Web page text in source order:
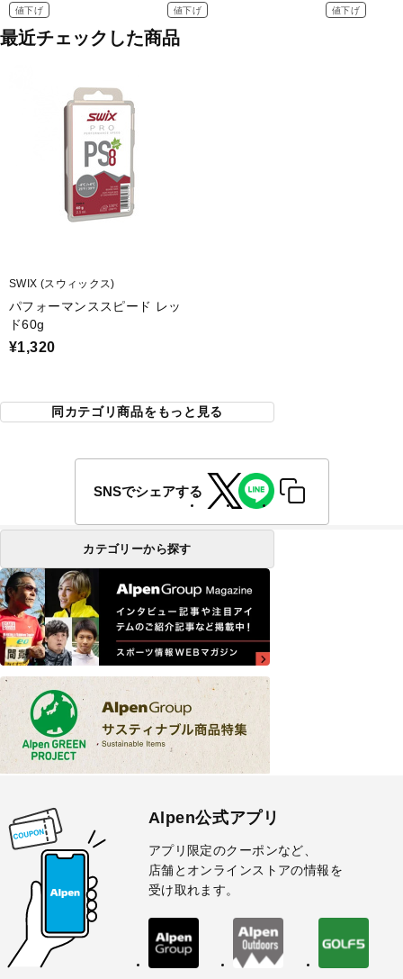
値下げ 値下げ 値下げ
最近チェックした商品
SWIX (スウィックス)
パフォーマンススピード レッ
ド60g
¥1,320
同カテゴリ商品をもっと見る
SNSでシェアする
カテゴリーから探す
Alpen公式アプリ
アプリ限定のクーポンなど、
店舗とオンラインストアの情報を
受け取れます。